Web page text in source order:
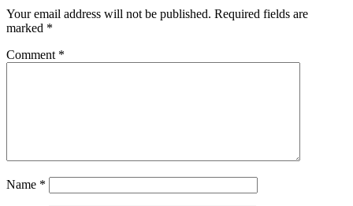
Your email address will not be published. Required fields are
marked *
Comment *
Name *